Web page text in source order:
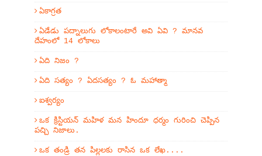
ఏకాగ్రత
ఏడేడు పద్నాలుగు లోకాలంటారే అవి ఏవి ? మానవ
దేహంలో 14 లోకాలు
ఏది నిజం ?
ఏది సత్యం ? ఏదసత్యం ? ఓ మహాత్మా
ఐశ్వర్యం
ఒక క్రిస్టియన్ మహిళ మన హిందూ ధర్మం గురించి చెప్పిన
పచ్చి నిజాలు.
ఒక తండ్రి తన పిల్లలకు రాసిన ఒక లేఖ....